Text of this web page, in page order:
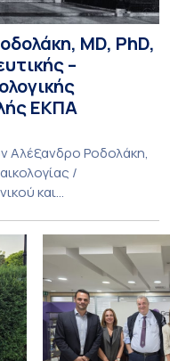
MD, PhD,
–
ΕΚΠΑ
Αλέξανδρο Ροδολάκη,
/
και
Κλινικής,
του υπήρξε
την οποία
Β’ Ε.Σ.Υ.